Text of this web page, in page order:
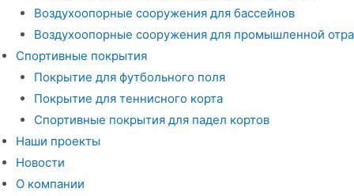
Воздухоопорные сооружения для бассейнов
Воздухоопорные сооружения для промышленной
Спортивные покрытия
Покрытие для футбольного поля
Покрытие для теннисного корта
Спортивные покрытия для падел кортов
Наши проекты
Новости
О компании